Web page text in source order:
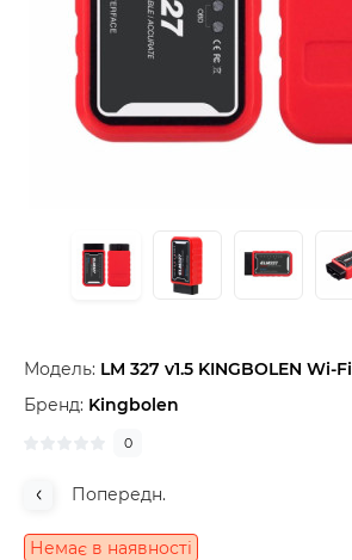
Модель: LM 327 v1.5 KINGBOLEN Wi-Fi
Бренд: Kingbolen
0
Попередн.
Немає в наявності